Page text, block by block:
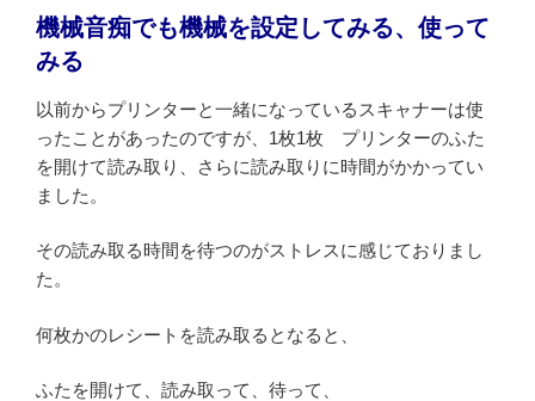
機械音痴でも機械を設定してみる、使って
みる
以前からプリンターと一緒になっているスキャナーは使
ったことがあったのですが、1枚1枚 プリンターのふた
を開けて読み取り、さらに読み取りに時間がかかってい
ました。
その読み取る時間を待つのがストレスに感じておりまし
た。
何枚かのレシートを読み取るとなると、
ふたを開けて、読み取って、待って、